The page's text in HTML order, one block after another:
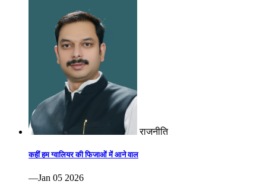
राजनीति
कहीं हम ग्वालियर की फिजाओं में आने वाल
—Jan 05 2026